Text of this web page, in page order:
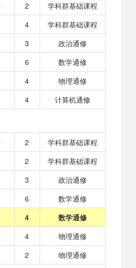
2
学科群基础课程
4
学科群基础课程
3
政治通修
6
数学通修
4
物理通修
4 计算机通修
2
学科群基础课程
2
学科群基础课程
3
政治通修
6
数学通修
4
数学通修
4
物理通修
2 物理通修